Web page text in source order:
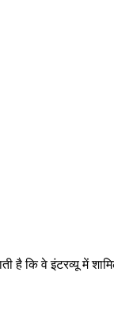
है कि वे इंटरव्यू में